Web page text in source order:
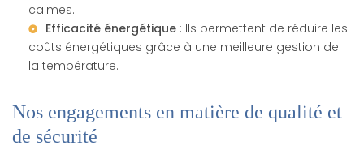
calmes.
Efficacité énergétique : Ils permettent de réduire les
coûts énergétiques grâce à une meilleure gestion de
la température.
Nos engagements en matière de qualité et
de sécurité